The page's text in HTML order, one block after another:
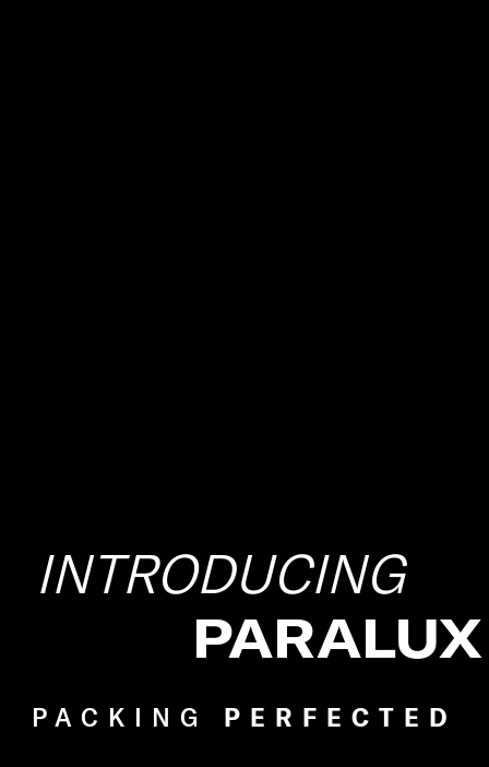
INTRODUCING
PARALUX
PACKING PERFECTED